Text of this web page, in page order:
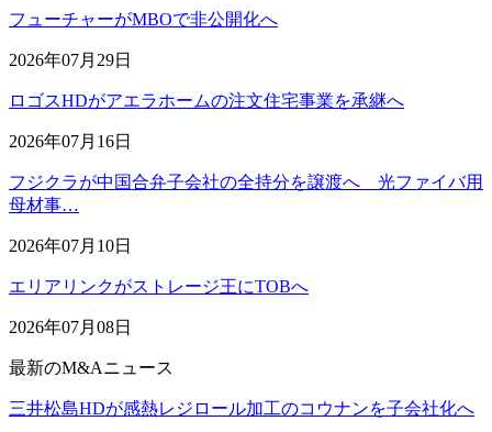
フューチャーがMBOで非公開化へ
2026年07月29日
ロゴスHDがアエラホームの注文住宅事業を承継へ
2026年07月16日
フジクラが中国合弁子会社の全持分を譲渡へ 光ファイバ用
母材事…
2026年07月10日
エリアリンクがストレージ王にTOBへ
2026年07月08日
最新のM&Aニュース
三井松島HDが感熱レジロール加工のコウナンを子会社化へ